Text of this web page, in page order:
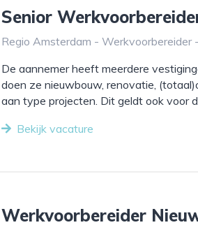
Senior
Regio Amsterdam -
De aannemer heeft meerdere
doen ze nieuwbouw, renovatie,
aan type projecten. Dit geldt ook voor
Bekijk vacature
Werkvoorbereider